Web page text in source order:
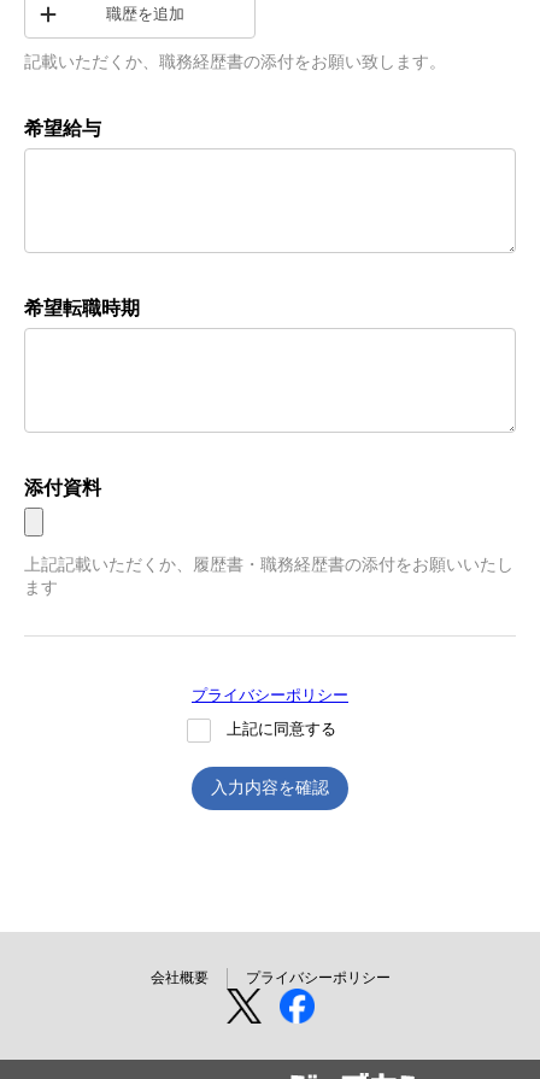
職歴を追加
記載いただくか、職務経歴書の添付をお願い致します。
希望給与
希望転職時期
添付資料
上記記載いただくか、履歴書・職務経歴書の添付をお願いいたし
ます
プライバシーポリシー
上記に同意する
入力内容を確認
会社概要 プライバシーポリシー